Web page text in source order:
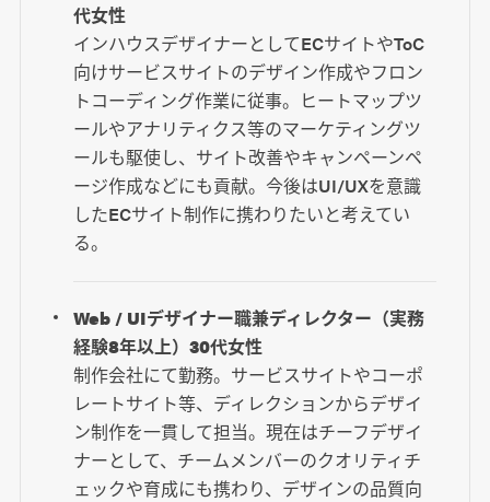
代女性
インハウスデザイナーとしてECサイトやToC
向けサービスサイトのデザイン作成やフロン
トコーディング作業に従事。ヒートマップツ
ールやアナリティクス等のマーケティングツ
ールも駆使し、サイト改善やキャンペーンペ
ージ作成などにも貢献。今後はUI/UXを意識
したECサイト制作に携わりたいと考えてい
る。
Web / UIデザイナー職兼ディレクター（実務
経験8年以上）30代女性
制作会社にて勤務。サービスサイトやコーポ
レートサイト等、ディレクションからデザイ
ン制作を一貫して担当。現在はチーフデザイ
ナーとして、チームメンバーのクオリティチ
ェックや育成にも携わり、デザインの品質向